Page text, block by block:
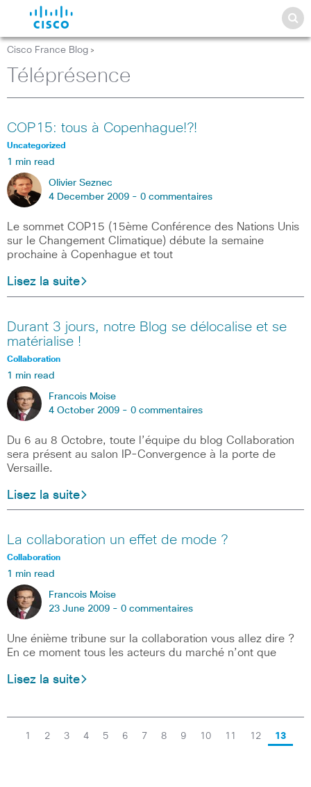
Cisco France Blog >
Téléprésence
COP15: tous à Copenhague!?!
Uncategorized
1 min read
Olivier Seznec
4 December 2009 - 0 commentaires
Le sommet COP15 (15ème Conférence des Nations Unis
sur le Changement Climatique) débute la semaine
prochaine à Copenhague et tout
Lisez la suite
Durant 3 jours, notre Blog se délocalise et se
matérialise !
Collaboration
1 min read
Francois Moise
4 October 2009 - 0 commentaires
Du 6 au 8 Octobre, toute l’équipe du blog Collaboration
sera présent au salon IP-Convergence à la porte de
Versaille.
Lisez la suite
La collaboration un effet de mode ?
Collaboration
1 min read
Francois Moise
23 June 2009 - 0 commentaires
Une énième tribune sur la collaboration vous allez dire ?
En ce moment tous les acteurs du marché n’ont que
Lisez la suite
1 2 3 4 5 6 7 8 9 10 11 12 13